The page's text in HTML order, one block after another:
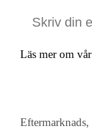
Läs mer om vår